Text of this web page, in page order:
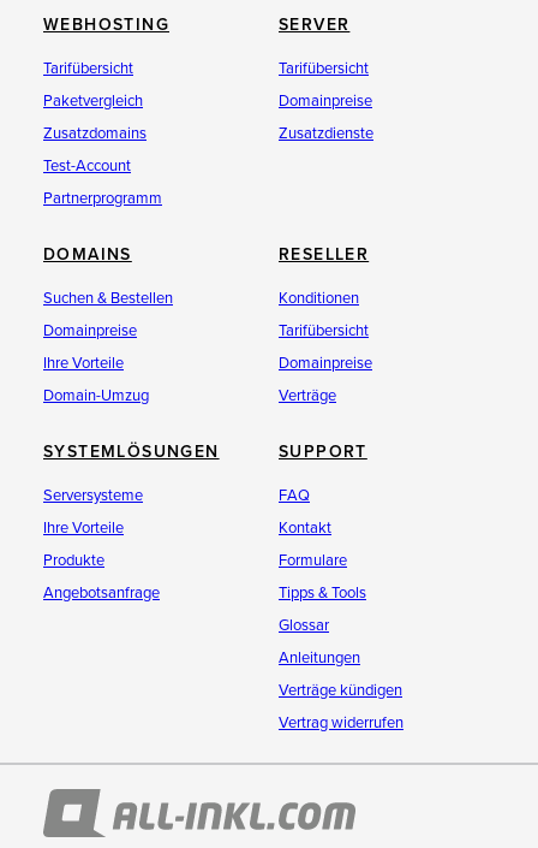
WEBHOSTING
Tarifübersicht
Paketvergleich
Zusatzdomains
Test-Account
Partnerprogramm
SERVER
Tarifübersicht
Domainpreise
Zusatzdienste
DOMAINS
Suchen & Bestellen
Domainpreise
Ihre Vorteile
Domain-Umzug
RESELLER
Konditionen
Tarifübersicht
Domainpreise
Verträge
SYSTEMLÖSUNGEN
Serversysteme
Ihre Vorteile
Produkte
Angebotsanfrage
SUPPORT
FAQ
Kontakt
Formulare
Tipps & Tools
Glossar
Anleitungen
Verträge kündigen
Vertrag widerrufen